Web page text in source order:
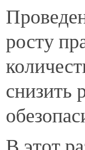
росту
снизить